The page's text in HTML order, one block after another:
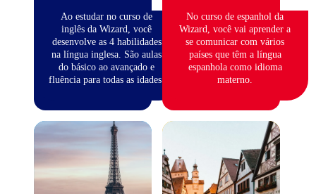
Ao estudar no curso de
inglês da Wizard, você
desenvolve as 4 habilidades
na língua inglesa. São aulas
do básico ao avançado e
fluência para todas as idades.
No curso de espanhol da
Wizard, você vai aprender a
se comunicar com vários
países que têm a língua
espanhola como idioma
materno.